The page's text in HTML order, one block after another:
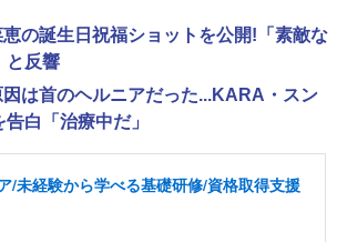
の誕生日祝福ショットを公開!「素敵な
と反響
は首のヘルニアだった...KARA・スン
白「治療中だ」
/未経験から学べる基礎研修/資格取得支援